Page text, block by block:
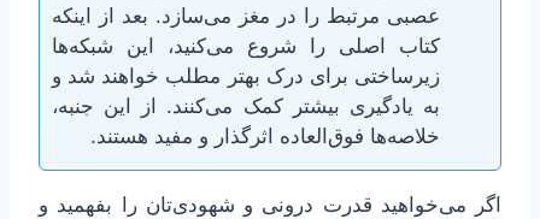
عصبی مرتبط را در مغز می‌سازد. بعد از اینکه
کتاب اصلی را شروع می‌کنید، این شبکه‌ها
زیرساختی برای درک بهتر مطلب خواهند شد و
به یادگیری بیشتر کمک می‌کنند. از این جنبه،
خلاصه‌ها فوق‌العاده اثرگذار و مفید هستند.
اگر می‌خواهید قدرت درونی و شهودی‌تان را بفهمید و